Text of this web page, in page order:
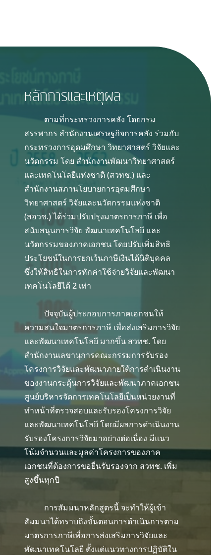
หลักการและเหตุผล
ตามที่กระทรวงการคลัง โดยกรม
สรรพากร สำนักงานเศรษฐกิจการคลัง ร่วมกับ
กระทรวงการอุดมศึกษา วิทยาศาสตร์ วิจัยและ
นวัตกรรม โดย สำนักงานพัฒนาวิทยาศาสตร์
และเทคโนโลยีแห่งชาติ (สวทช.) และ
สำนักงานสภานโยบายการอุดมศึกษา
วิทยาศาสตร์ วิจัยและนวัตกรรมแห่งชาติ
(สอวช.) ได้ร่วมปรับปรุงมาตรการภาษี เพื่อ
สนับสนุนการวิจัย พัฒนาเทคโนโลยี และ
นวัตกรรมของภาคเอกชน โดยปรับเพิ่มสิทธิ
ประโยชน์ในการยกเว้นภาษีเงินได้นิติบุคคล
ซึ่งให้สิทธิในการหักค่าใช้จ่ายวิจัยและพัฒนา
เทคโนโลยีได้ 2 เท่า
ปัจจุบันผู้ประกอบการภาคเอกชนให้
ความสนใจมาตรการภาษี เพื่อส่งเสริมการวิจัย
และพัฒนาเทคโนโลยี มากขึ้น สวทช. โดย
สำนักงานเลขานุการคณะกรรมการรับรอง
โครงการวิจัยและพัฒนาภายใต้การดำเนินงาน
ของงานกระตุ้นการวิจัยและพัฒนาภาคเอกชน
ศูนย์บริหารจัดการเทคโนโลยีเป็นหน่วยงานที่
ทำหน้าที่ตรวจสอบและรับรองโครงการวิจัย
และพัฒนาเทคโนโลยี โดยมีผลการดำเนินงาน
รับรองโครงการวิจัยมาอย่างต่อเนื่อง มีแนว
โน้มจำนวนและมูลค่าโครงการของภาค
เอกชนที่ต้องการขอยื่นรับรองจาก สวทช. เพิ่ม
สูงขึ้นทุกปี
การสัมมนาหลักสูตรนี้ จะทำให้ผู้เข้า
สัมมนาได้ทราบถึงขั้นตอนการดำเนินการตาม
มาตรการภาษีเพื่อการส่งเสริมการวิจัยและ
พัฒนาเทคโนโลยี ตั้งแต่แนวทางการปฏิบัติใน